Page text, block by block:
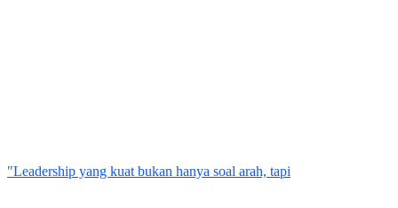
"Leadership yang kuat bukan hanya soal arah, tapi